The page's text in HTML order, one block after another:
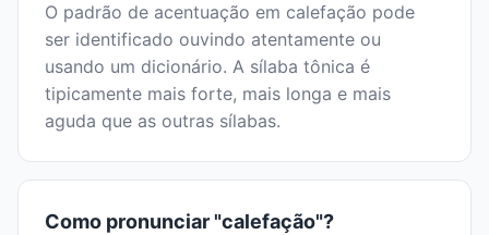
O padrão de acentuação em calefação pode
ser identificado ouvindo atentamente ou
usando um dicionário. A sílaba tônica é
tipicamente mais forte, mais longa e mais
aguda que as outras sílabas.
Como pronunciar "calefação"?